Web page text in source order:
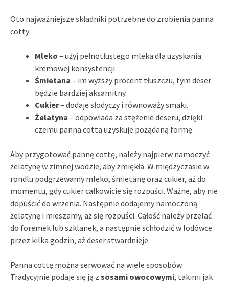
Oto najważniejsze składniki potrzebne do zrobienia panna
cotty:
Mleko – użyj pełnotłustego mleka dla uzyskania
kremowej konsystencji.
Śmietana – im wyższy procent tłuszczu, tym deser
będzie bardziej aksamitny.
Cukier– dodaje słodyczy i równoważy smaki.
Żelatyna – odpowiada za stężenie deseru, dzięki
czemu panna cotta uzyskuje pożądaną formę.
Aby przygotować pannę cottę, należy najpierw namoczyć
żelatynę w zimnej wodzie, aby zmiękła. W międzyczasie w
rondlu podgrzewamy mleko, śmietanę oraz cukier, aż do
momentu, gdy cukier całkowicie się rozpuści. Ważne, aby nie
dopuścić do wrzenia. Następnie dodajemy namoczoną
żelatynę i mieszamy, aż się rozpuści. Całość należy przelać
do foremek lub szklanek, a następnie schłodzić w lodówce
przez kilka godzin, aż deser stwardnieje.
Panna cottę można serwować na wiele sposobów.
Tradycyjnie podaje się ją z sosami owocowymi, takimi jak